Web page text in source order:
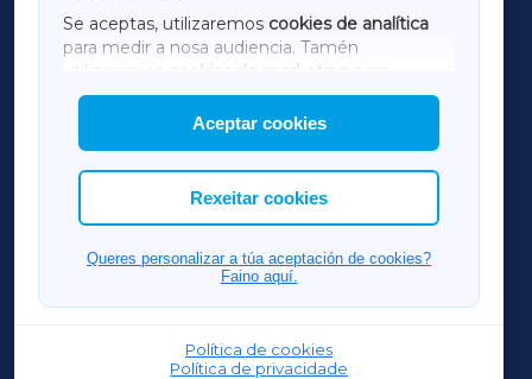
Se aceptas, utilizaremos cookies de analítica
para medir a nosa audiencia. Tamén
utilizaremos
cookies de marketing
mostrar publicidade de terceiros.
Así mesmo, podes personalizar a elección das
cookies que desexas permitir.
Aceptar cookies
Rexeitar cookies
Queres personalizar a túa aceptación de cookies?
Faino aquí.
Política de cookies
Política de privacidade
AMARIÑAXA
RIBEIRASACRAXA
ACORUÑAXA
FERROLXA
OURENSEXA